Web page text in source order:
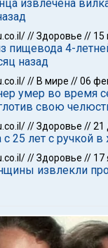
извлечена
//Здоровье // 15
пищевода 4-
назад
// В мире //06
умер во время
свою
//Здоровье //21
25 лет с ручкой
//Здоровье // 17
извлекли